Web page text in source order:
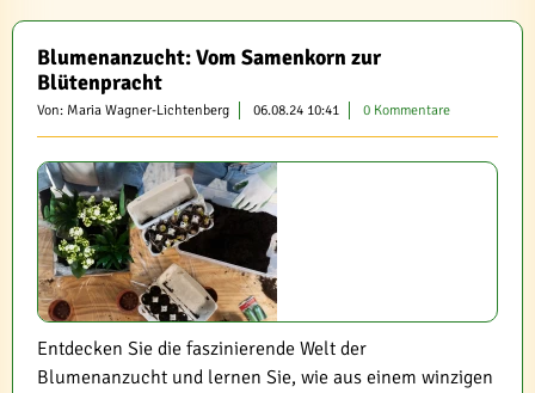
Blumenanzucht: Vom Samenkorn zur
Blütenpracht
Von: Maria Wagner-Lichtenberg 06.08.24 10:41 0 Kommentare
Entdecken Sie die faszinierende Welt der
Blumenanzucht und lernen Sie, wie aus einem winzigen